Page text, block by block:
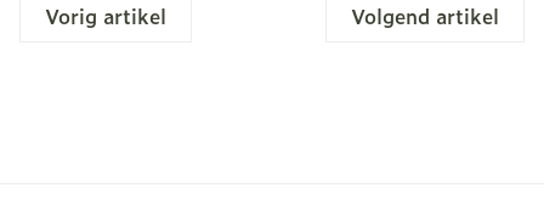
Vorig artikel Volgend artikel